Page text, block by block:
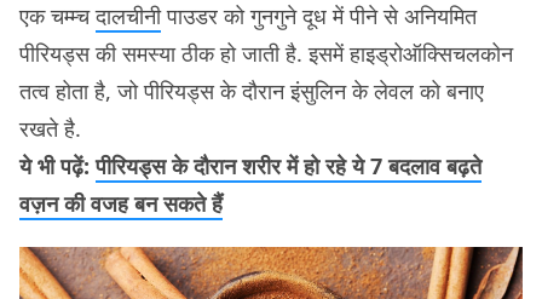
एक चम्म्चदालचीनीपाउडर को गुनगुने दूध में पीने से अनियमित
पीरियड्स की समस्या ठीक हो जाती है. इसमें हाइड्रोऑक्सिचलकोन
तत्व होता है, जो पीरियड्स के दौरान इंसुलिन के लेवल को बनाए
रखते है.
ये भी पढ़ें:पीरियड्स के दौरान शरीर में हो रहे ये 7 बदलाव बढ़ते
वज़न की वजह बन सकते हैं